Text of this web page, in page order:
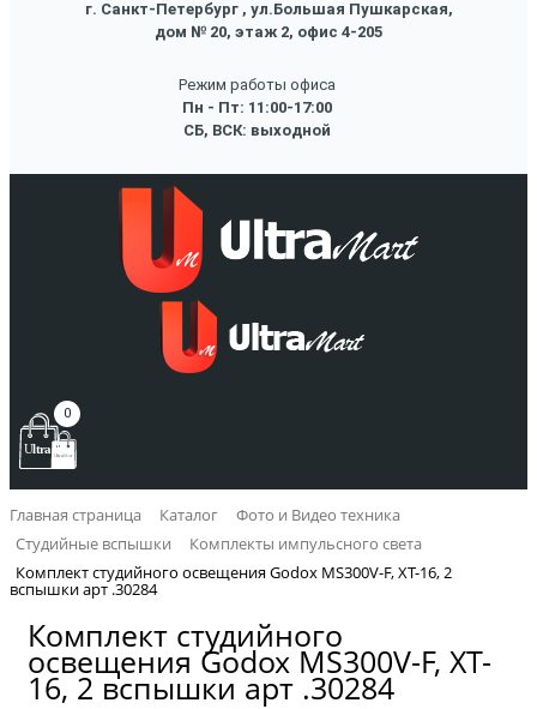
г. Санкт-Петербург , ул.Большая Пушкарская,
дом № 20, этаж 2, офис 4-205
Режим работы офиса
Пн - Пт: 11:00-17:00
СБ, ВСК: выходной
0
Главная страница Каталог
Фото и Видео техника
Студийные вспышки
Комплекты импульсного света
Комплект студийного освещения Godox MS300V-F, XT-16, 2
вспышки арт .30284
Комплект студийного
освещения Godox MS300V-F, XT-
16, 2 вспышки арт .30284